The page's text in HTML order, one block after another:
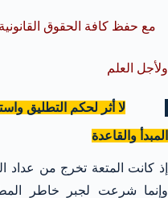
مع حفظ كافة الحقوق
ولأجل العلم
لا أثر لحكم التطليق
المبدأ والقاعدة
إذ كانت المتعة تخرج من عداد
وإنما شرعت لجبر خاطر